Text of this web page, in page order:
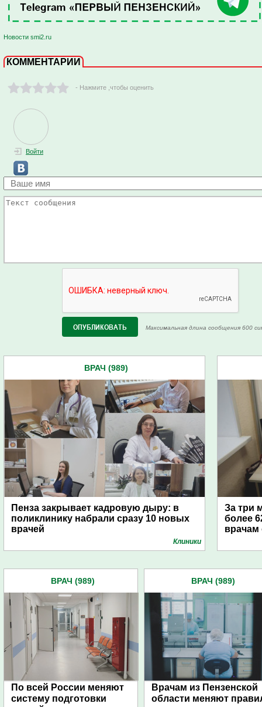
Новости smi2.ru
КОММЕНТАРИИ
- Нажмите ,чтобы оценить
Войти
Максимальная длина сообщения 600
ВРАЧ (989)
Пенза закрывает кадровую дыру: в
поликлинику набрали сразу 10 новых
врачей
Клиники
За три
более
врачам
ВРАЧ (989)
По всей России меняют
систему подготовки
ВРАЧ (989)
Врачам из Пензенской
области меняют